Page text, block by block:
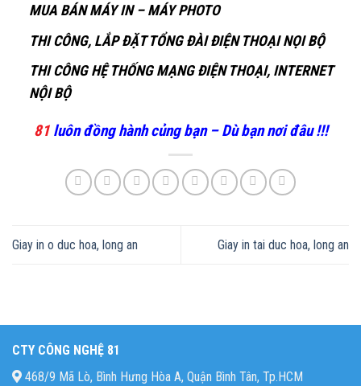
MUA BÁN MÁY IN – MÁY PHOTO
THI CÔNG, LẮP ĐẶT TỔNG ĐÀI ĐIỆN THOẠI NỌI BỘ
THI CÔNG HỆ THỐNG MẠNG ĐIỆN THOẠI, INTERNET
NỘI BỘ
81 luôn đồng hành củng bạn – Dù bạn nơi đâu !!!
Giay in o duc hoa, long an Giay in tai duc hoa, long an
CTY CÔNG NGHỆ 81
468/9 Mã Lò, Bình Hưng Hòa A, Quận Bình Tân, Tp.HCM